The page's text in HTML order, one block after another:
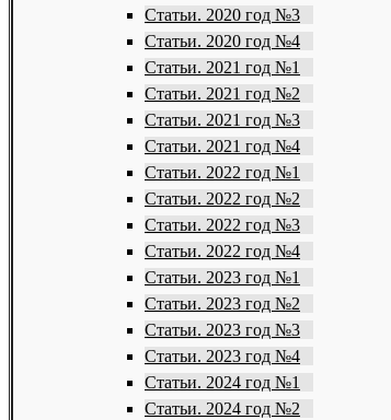
Статьи. 2020 год №3
Статьи. 2020 год №4
Статьи. 2021 год №1
Статьи. 2021 год №2
Статьи. 2021 год №3
Статьи. 2021 год №4
Статьи. 2022 год №1
Статьи. 2022 год №2
Статьи. 2022 год №3
Статьи. 2022 год №4
Статьи. 2023 год №1
Статьи. 2023 год №2
Статьи. 2023 год №3
Статьи. 2023 год №4
Статьи. 2024 год №1
Статьи. 2024 год №2